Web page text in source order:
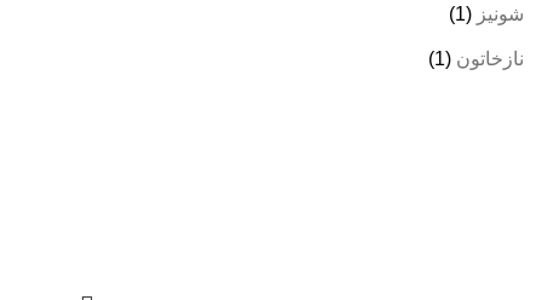
شونیز (1)
نازخاتون (1)